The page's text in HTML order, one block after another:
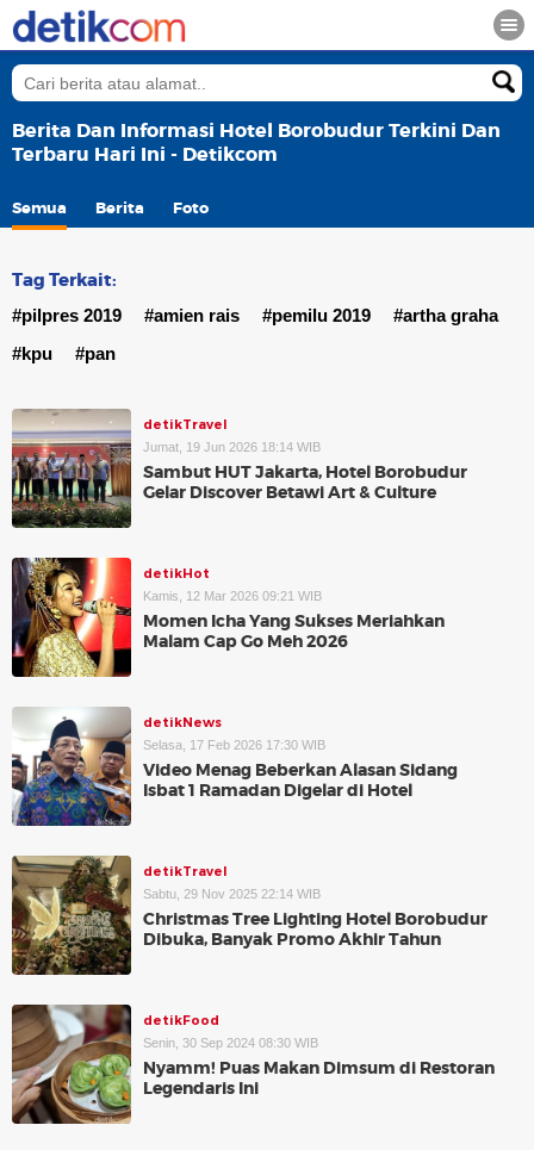
Berita Dan Informasi Hotel Borobudur Terkini Dan
Terbaru Hari Ini - Detikcom
Semua Berita Foto
Tag Terkait:
#pilpres 2019 #amien rais #pemilu 2019
#artha graha
#kpu
#pan
detikTravel
Jumat, 19 Jun 2026 18:14 WIB
Sambut HUT Jakarta, Hotel Borobudur
Gelar Discover Betawi Art & Culture
detikHot
Kamis, 12 Mar 2026 09:21 WIB
Momen Icha Yang Sukses Meriahkan
Malam Cap Go Meh 2026
detikNews
Selasa, 17 Feb 2026 17:30 WIB
Video Menag Beberkan Alasan Sidang
Isbat 1 Ramadan Digelar di Hotel
detikTravel
Sabtu, 29 Nov 2025 22:14 WIB
Christmas Tree Lighting Hotel Borobudur
Dibuka, Banyak Promo Akhir Tahun
detikFood
Senin, 30 Sep 2024 08:30 WIB
Nyamm! Puas Makan Dimsum di Restoran
Legendaris Ini